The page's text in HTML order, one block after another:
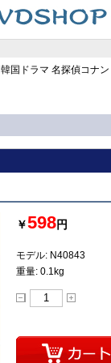
韓国ドラマ 名探偵コナン
￥598円
モデル: N40843
重量: 0.1kg